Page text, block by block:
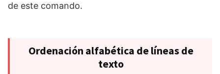
de este comando.
Ordenación alfabética de líneas de
texto